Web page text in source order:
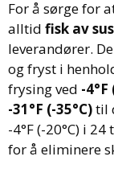
For å sørge for
alltid fisk av
leverandører.
og fryst i
frysing ved -4°F
-31°F (-35°C)til
-4°F (-20°C) i
for å eliminere